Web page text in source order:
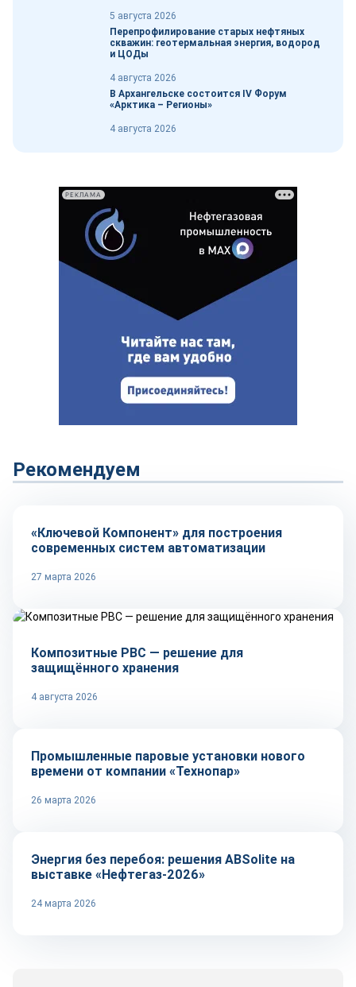
5 августа 2026
Перепрофилирование старых нефтяных
скважин: геотермальная энергия, водород
и ЦОДы
4 августа 2026
В Архангельске состоится IV Форум
«Арктика – Регионы»
4 августа 2026
РЕКЛАМА
Рекомендуем
Репортаж
«Ключевой Компонент» для построения
современных систем автоматизации
27 марта 2026
Композитные РВС — решение для
защищённого хранения
4 августа 2026
Репортаж
Промышленные паровые установки нового
времени от компании «Технопар»
26 марта 2026
Репортаж
Энергия без перебоя: решения ABSolite на
выставке «Нефтегаз-2026»
24 марта 2026